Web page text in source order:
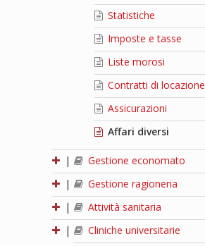
Statistiche
Imposte e tasse
Liste morosi
Contratti di locazione
Assicurazioni
Affari diversi
|
Gestione economato
|
Gestione ragioneria
|
Attività sanitaria
|
Cliniche universitarie